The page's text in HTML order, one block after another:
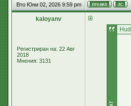
Вто Юни 02, 2026 9:59 pm
kaloyanv
Регистриран на: 22 Авг
2018
Мнения: 3131